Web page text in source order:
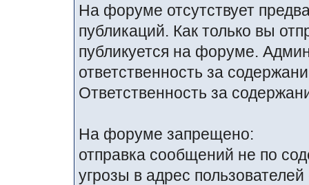
На форуме отсутствует
публикаций. Как только вы
публикуется на форуме.
ответственность за
Ответственность за
На форуме запрещено:
отправка сообщений не по
угрозы в адрес